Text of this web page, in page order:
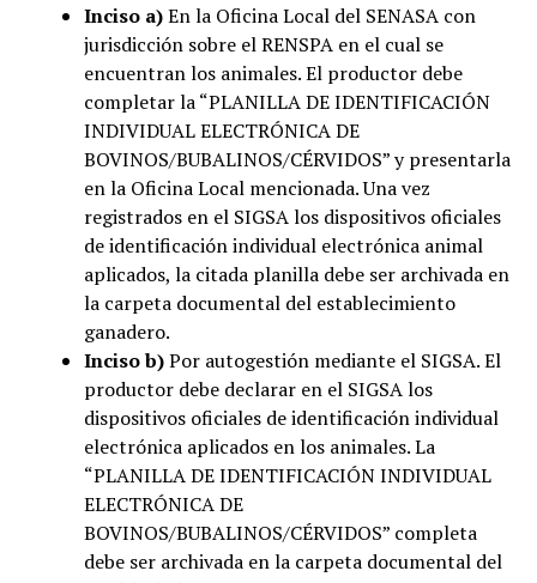
Inciso a)En la Oficina Local del SENASA con
jurisdicción sobre el RENSPA en el cual se
encuentran los animales. El productor debe
completar la “PLANILLA DE IDENTIFICACIÓN
INDIVIDUAL ELECTRÓNICA DE
BOVINOS/BUBALINOS/CÉRVIDOS” y presentarla
en la Oficina Local mencionada. Una vez
registrados en el SIGSA los dispositivos oficiales
de identificación individual electrónica animal
aplicados, la citada planilla debe ser archivada en
la carpeta documental del establecimiento
ganadero.
Inciso b)Por autogestión mediante el SIGSA. El
productor debe declarar en el SIGSA los
dispositivos oficiales de identificación individual
electrónica aplicados en los animales. La
“PLANILLA DE IDENTIFICACIÓN INDIVIDUAL
ELECTRÓNICA DE
BOVINOS/BUBALINOS/CÉRVIDOS” completa
debe ser archivada en la carpeta documental del